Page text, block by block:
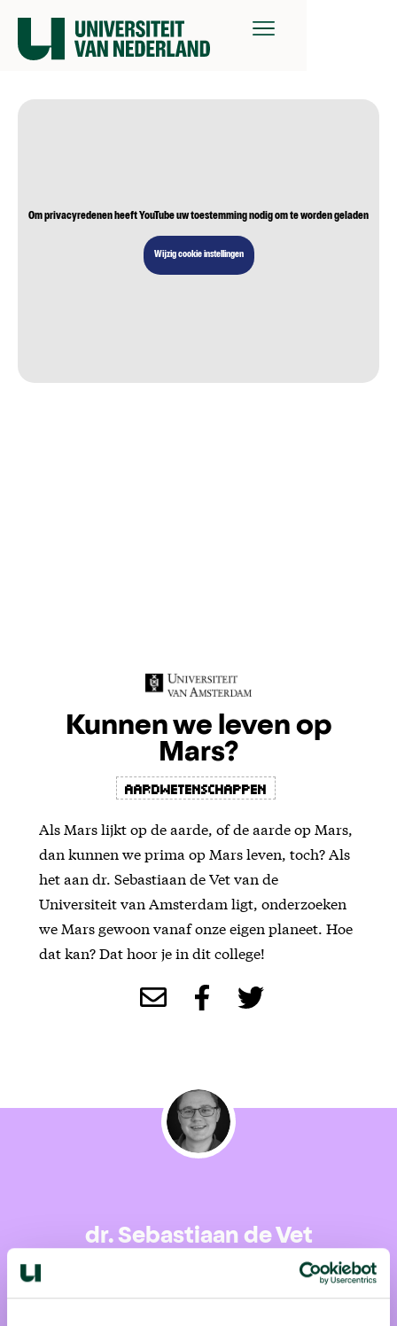
Om privacyredenen heeft YouTube uw toestemming nodig om te worden geladen
Wijzig cookie instellingen
Kunnen we leven op
Mars?
Aardwetenschappen
Als Mars lijkt op de aarde, of de aarde op Mars,
dan kunnen we prima op Mars leven, toch? Als
het aan dr. Sebastiaan de Vet van de
Universiteit van Amsterdam ligt, onderzoeken
we Mars gewoon vanaf onze eigen planeet. Hoe
dat kan? Dat hoor je in dit college!
dr. Sebastiaan de Vet
Dr. Sebastiaan de Vet is planetair geomorfoloog aan de
Universiteit van Amsterdam, wat betekent dat hij met